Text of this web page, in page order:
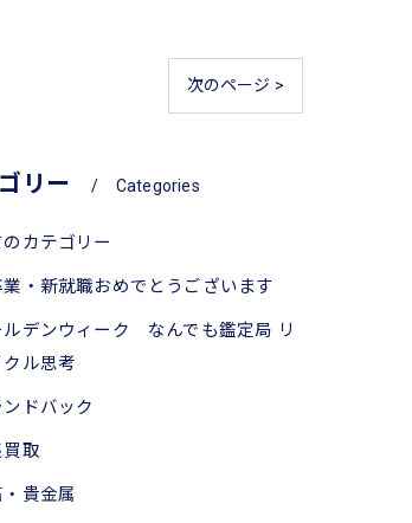
次のページ >
リー Categories
のカテゴリー
業・新就職おめでとうございます
ルデンウィーク なんでも鑑定局 リ
クル思考
ンドバック
買取
貴金属